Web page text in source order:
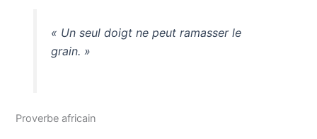
« Un seul doigt ne peut ramasser le
grain. »
Proverbe africain